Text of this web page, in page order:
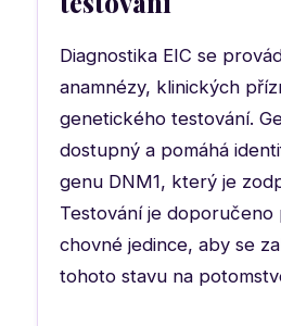
Diagnostika EIC se
anamnézy, klinických
genetického testování.
dostupný a pomáhá
genu DNM1, který je
Testování je
chovné jedince, aby se
tohoto stavu na